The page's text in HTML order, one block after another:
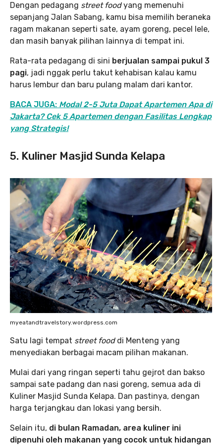
Dengan pedagang street foodyang memenuhi
sepanjang Jalan Sabang, kamu bisa memilih beraneka
ragam makanan seperti sate, ayam goreng, pecel lele,
dan masih banyak pilihan lainnya di tempat ini.
Rata-rata pedagang di sini berjualan sampai pukul 3
pagi, jadi nggak perlu takut kehabisan kalau kamu
harus lembur dan baru pulang malam dari kantor.
BACA JUGA: Modal 2-5 Juta Dapat Apartemen Apa di
Jakarta? Cek 5 Apartemen dengan Fasilitas Lengkap
yang Strategis!
5. Kuliner Masjid Sunda Kelapa
myeatandtravelstory.wordpress.com
Satu lagi tempat street fooddi Menteng yang
menyediakan berbagai macam pilihan makanan.
Mulai dari yang ringan seperti tahu gejrot dan bakso
sampai sate padang dan nasi goreng, semua ada di
Kuliner Masjid Sunda Kelapa. Dan pastinya, dengan
harga terjangkau dan lokasi yang bersih.
Selain itu, di bulan Ramadan, area kuliner ini
dipenuhi oleh makanan yang cocok untuk hidangan